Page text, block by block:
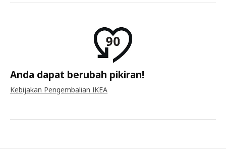
Anda dapat berubah pikiran!
Kebijakan Pengembalian IKEA